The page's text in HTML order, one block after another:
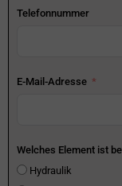
Telefonnummer
E-Mail-Adresse
Welches Element ist
Hydraulik